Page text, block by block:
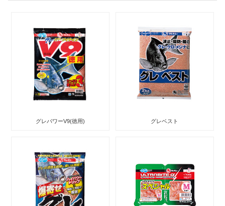
グレパワーV9(徳用) グレベスト